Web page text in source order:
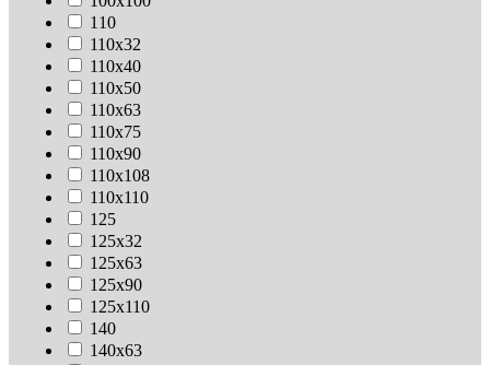
110
110х32
110х40
110х50
110х63
110х75
110х90
110х108
110х110
125
125х32
125х63
125х90
125х110
140
140х63